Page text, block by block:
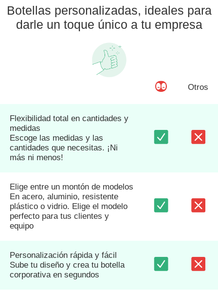
Botellas personalizadas, ideales para
darle un toque único a tu empresa
Otros
Flexibilidad total en cantidades y
medidas
Escoge las medidas y las
cantidades que necesitas. ¡Ni
más ni menos!
Elige entre un montón de modelos
En acero, aluminio, resistente
plástico o vidrio. Elige el modelo
perfecto para tus clientes y
equipo
Personalización rápida y fácil
Sube tu diseño y crea tu botella
corporativa en segundos